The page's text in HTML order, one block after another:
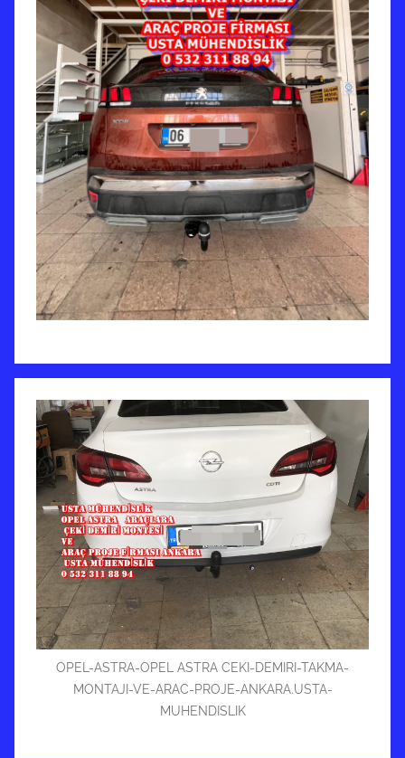
OPEL-ASTRA-OPEL ASTRA CEKI-DEMIRI-TAKMA-
MONTAJI-VE-ARAC-PROJE-ANKARA.USTA-
MUHENDISLIK